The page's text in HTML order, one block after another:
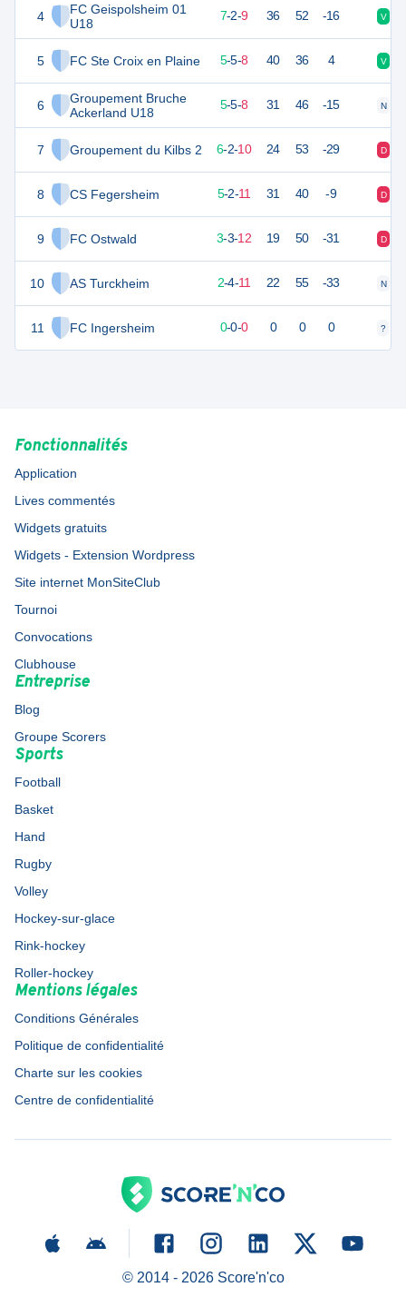
4
FC Geispolsheim 01
U18
5 FC Ste Croix en Plaine
6
Groupement Bruche
Ackerland U18
7 Groupement du Kilbs 2
8 CS Fegersheim
9 FC Ostwald
10 AS Turckheim
11 FC Ingersheim
23 7-2-9 36 52 -16 V
20 18 5-5-8 40 36 4 V
20 5-5-8 31 46 -15 N
18 18 6-2-10 24 53 -29 D
5-2-11 31 40 -9 D
3-3-12 19 50 -31 D
2-4-11 22 55 -33 N
0-0-0 0 0 0 ?
Fonctionnalités
Application
Lives commentés
Widgets gratuits
Widgets - Extension Wordpress
Site internet MonSiteClub
Tournoi
Convocations
Clubhouse
Entreprise
Blog
Groupe Scorers
Sports
Football
Basket
Hand
Rugby
Volley
Hockey-sur-glace
Rink-hockey
Roller-hockey
Mentions légales
Conditions Générales
Politique de confidentialité
Charte sur les cookies
Centre de confidentialité
© 2014 - 2026Score'n'co